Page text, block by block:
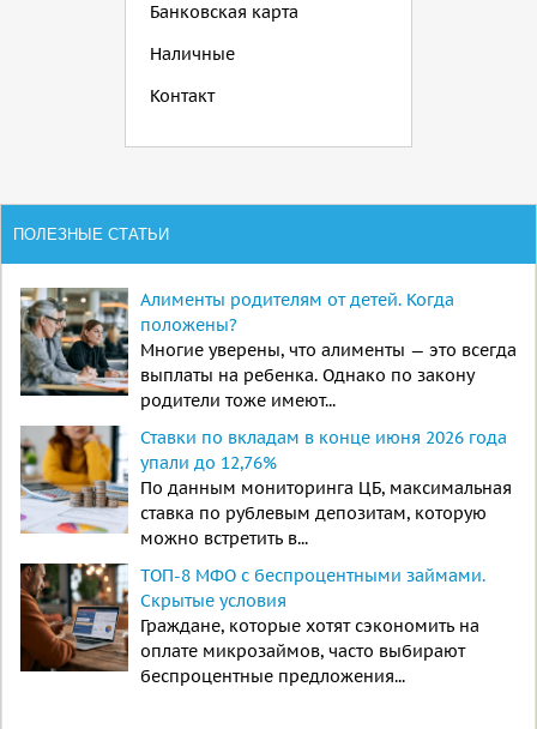
Банковская карта
Наличные
Контакт
ПОЛЕЗНЫЕ СТАТЬИ
Алименты родителям от детей. Когда
положены?
Многие уверены, что алименты — это всегда
выплаты на ребенка. Однако по закону
родители тоже имеют...
Ставки по вкладам в конце июня 2026 года
упали до 12,76%
По данным мониторинга ЦБ, максимальная
ставка по рублевым депозитам, которую
можно встретить в...
ТОП-8 МФО с беспроцентными займами.
Скрытые условия
Граждане, которые хотят сэкономить на
оплате микрозаймов, часто выбирают
беспроцентные предложения...